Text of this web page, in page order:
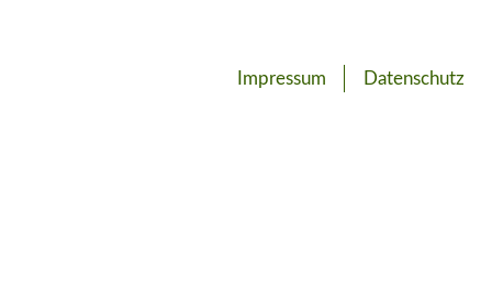
Datenschutz
Impressum